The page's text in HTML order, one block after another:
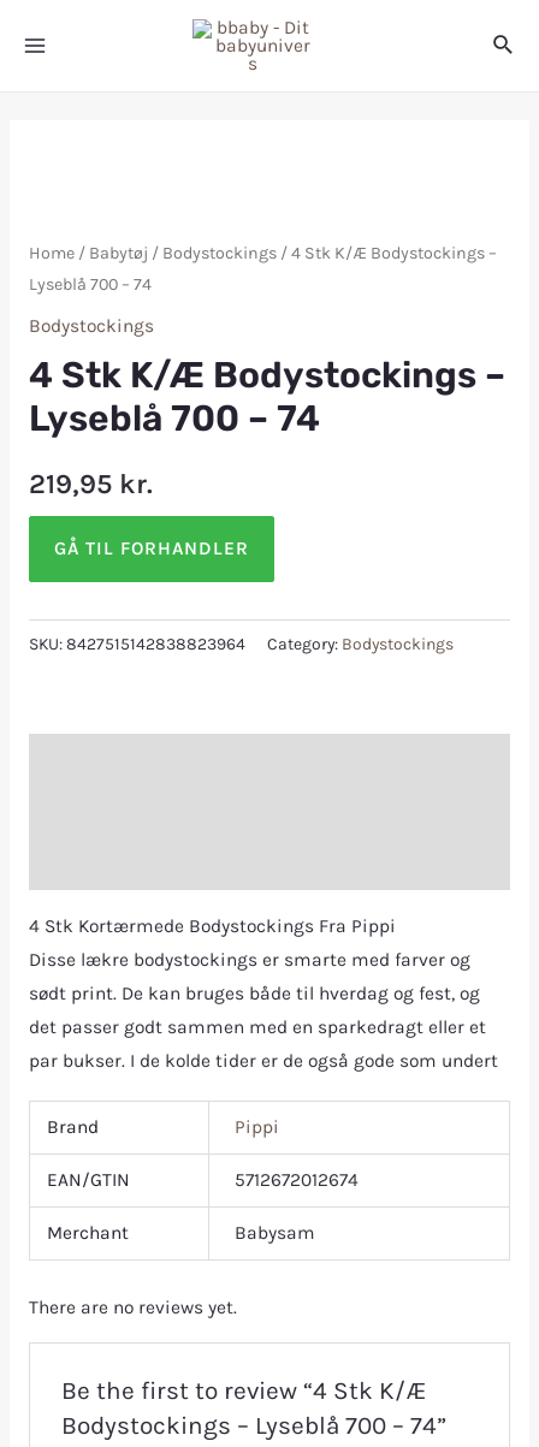
Home/ Babytøj / Bodystockings/ 4 Stk K/Æ Bodystockings –
Lyseblå 700 – 74
Bodystockings
4 Stk K/Æ Bodystockings –
Lyseblå 700 – 74
219,95 kr.
GÅ TIL FORHANDLER
SKU:8427515142838823964 Category: Bodystockings
4 Stk Kortærmede Bodystockings Fra Pippi
Disse lækre bodystockings er smarte med farver og
sødt print. De kan bruges både til hverdag og fest, og
det passer godt sammen med en sparkedragt eller et
par bukser. I de kolde tider er de også gode som undert
Brand Pippi
EAN/GTIN 5712672012674
Merchant Babysam
There are no reviews yet.
Be the first to review “4 Stk K/Æ
Bodystockings – Lyseblå 700 – 74”